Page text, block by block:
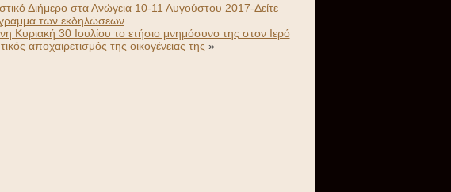
Διήμερο στα Ανώγεια 10-11 Αυγούστου 2017-Δείτε
των εκδηλώσεων
30 Ιουλίου το ετήσιο μνημόσυνο της στον Ιερό
αποχαιρετισμός της οικογένειας της »